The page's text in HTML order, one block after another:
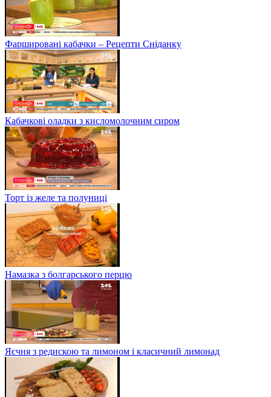
Фаршировані кабачки – Рецепти Сніданку
Кабачкові оладки з кисломолочним сиром
Торт із желе та полуниці
Намазка з болгарського перцю
Яєчня з редискою та лимоном і класичний лимонад